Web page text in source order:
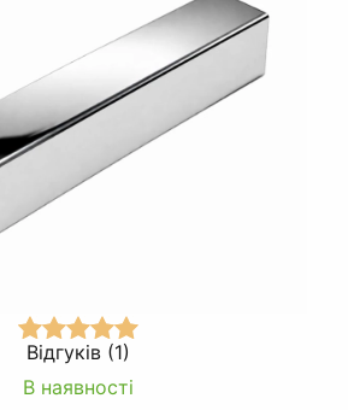
Відгуків (1)
В наявності